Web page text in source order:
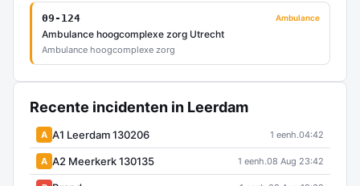
09-124 Ambulance
Ambulance hoogcomplexe zorg Utrecht
Ambulance hoogcomplexe zorg
Recente incidenten in Leerdam
A A1 Leerdam 130206 1 eenh.04:42
A A2 Meerkerk 130135 1 eenh.08 Aug 23:42